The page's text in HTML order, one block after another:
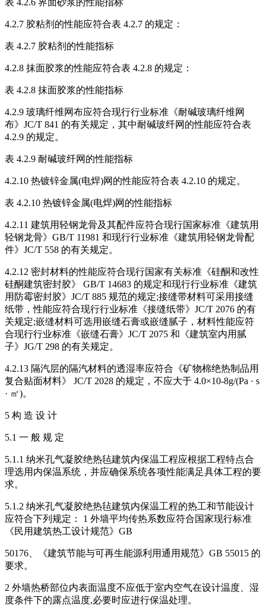
表 4.2.6 界面砂浆的性能指标
4.2.7 胶粘剂的性能应符合表 4.2.7 的规定：
表 4.2.7 胶粘剂的性能指标
4.2.8 抹面胶浆的性能应符合表 4.2.8 的规定：
表 4.2.8 抹面胶浆的性能指标
4.2.9 玻璃纤维网布应符合现行行业标准《耐碱玻璃纤维网
布》JC/T 841 的有关规定，其中耐碱玻纤网的性能应符合表
4.2.9 的规定。
表 4.2.9 耐碱玻纤网的性能指标
4.2.10 热镀锌金属(电焊)网的性能应符合表 4.2.10 的规定。
表 4.2.10 热镀锌金属(电焊)网的性能指标
4.2.11 建筑用轻钢龙骨及其配件应符合现行国家标准《建筑用
轻钢龙骨》GB/T 11981 和现行行业标准《建筑用轻钢龙骨配
件》JC/T 558 的有关规定。
4.2.12 密封材料的性能应符合现行国家有关标准《硅酮和改性
硅酮建筑密封胶》 GB/T 14683 的规定和现行行业标准《建筑
用防霉密封胶》JC/T 885 规范的规定;接缝带材料可采用接缝
纸带，性能应符合现行行业标准《接缝纸带》JC/T 2076 的有
关规定;嵌缝材料可选用嵌缝石膏或嵌缝腻子，材料性能应符
合现行行业标准《嵌缝石膏》JC/T 2075 和《建筑室内用腻
子》JG/T 298 的有关规定。
4.2.13 隔汽层的隔汽材料的透湿率应符合《矿物棉绝热制品用
复合贴面材料》 JC/T 2028 的规定，不应大于 4.0×10-8g/(Pa · s
· ㎡)。
5 构 造 设 计
5.1 一 般 规 定
5.1.1 纳米孔气凝胶绝热毡建筑内保温工程应根据工程特点合
理选用内保温系统，并应确保系统各项性能满足具体工程的要
求。
5.1.2 纳米孔气凝胶绝热毡建筑内保温工程的热工和节能设计
应符合下列规定： 1 外墙平均传热系数应符合国家现行标准
《民用建筑热工设计规范》GB
50176、《建筑节能与可再生能源利用通用规范》GB 55015 的
要求。
2 外墙热桥部位内表面温度不应低于室内空气在设计温度、湿
度条件下的露点温度,必要时应进行保温处理。